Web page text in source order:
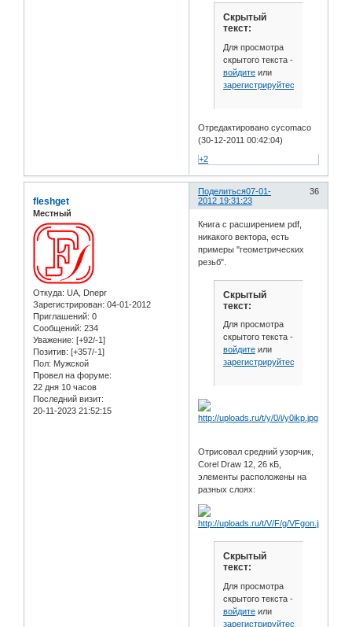
Скрытый
текст:
Для просмотра
скрытого текста -
войдитеили
зарегистрируйтесь
Отредактировано cycomaco
(30-12-2011 00:42:04)
+2
Поделиться 36
07-01-
2012 19:31:23
fleshget
Местный
Откуда: UA, Dnepr
Зарегистрирован: 04-01-2012
Приглашений: 0
Сообщений: 234
Уважение: [+92/-1]
Позитив: [+357/-1]
Пол: Мужской
Провел на форуме:
22 дня 10 часов
Последний визит:
20-11-2023 21:52:15
Книга с расширением pdf,
никакого вектора, есть
примеры "геометрических
резьб".
Скрытый
текст:
Для просмотра
скрытого текста -
войдитеили
зарегистрируйтесь
Отрисовал средний узорчик,
Corel Draw 12, 26 кБ,
элементы расположены на
разных слоях:
Скрытый
текст:
Для просмотра
скрытого текста -
войдитеили
зарегистрируйтесь